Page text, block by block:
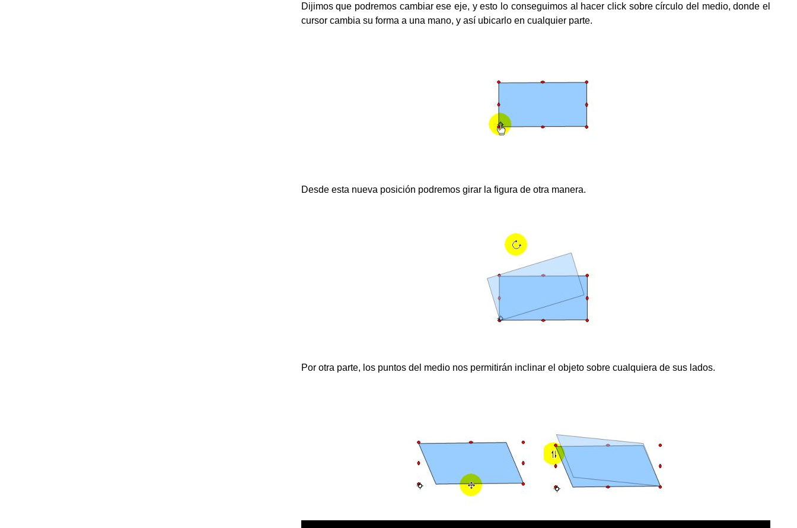
Dijimos que podremos cambiar ese eje, y esto lo conseguimos al hacer click sobre círculo del medio, donde el
cursor cambia su forma a una mano, y así ubicarlo en cualquier parte.
Desde esta nueva posición podremos girar la figura de otra manera.
Por otra parte, los puntos del medio nos permitirán inclinar el objeto sobre cualquiera de sus lados.